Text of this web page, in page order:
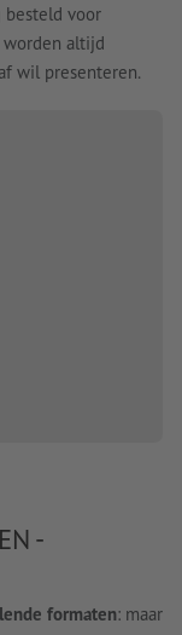
besteld voor
worden altijd
wil presenteren.
-
formaten: maar